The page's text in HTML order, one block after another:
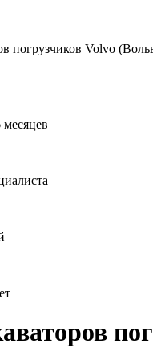
погрузчиков Volvo
месяцев